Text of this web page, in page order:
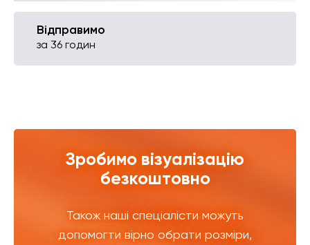
Відправимо
за 36 годин
Зробимо візуалізацію
безкоштовно
Також наші спеціалісти можуть
допомогти вірно обрати розміри,